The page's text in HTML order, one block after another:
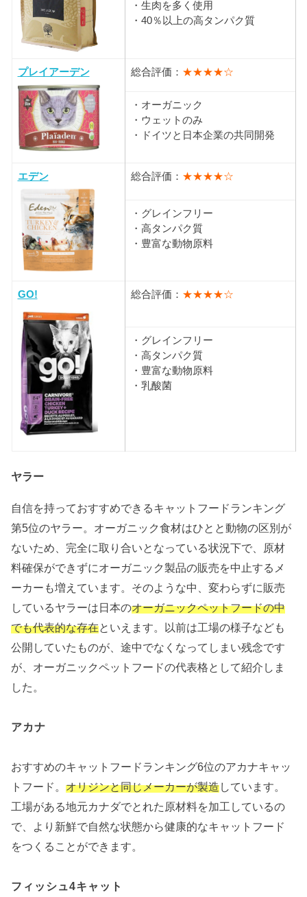
・生肉を多く使用
・40％以上の高タンパク質
プレイアーデン 総合評価： ★★★★☆
・オーガニック
・ウェットのみ
・ドイツと日本企業の共同開発
エデン 総合評価： ★★★★☆
・グレインフリー
・高タンパク質
・豊富な動物原料
GO! 総合評価： ★★★★☆
・グレインフリー
・高タンパク質
・豊富な動物原料
・乳酸菌
ヤラー
自信を持っておすすめできるキャットフードランキング
第5位のヤラー。オーガニック食材はひとと動物の区別が
ないため、完全に取り合いとなっている状況下で、原材
料確保ができずにオーガニック製品の販売を中止するメ
ーカーも増えています。そのような中、変わらずに販売
しているヤラーは日本のオーガニックペットフードの中
でも代表的な存在といえます。以前は工場の様子なども
公開していたものが、途中でなくなってしまい残念です
が、オーガニックペットフードの代表格として紹介しま
した。
アカナ
おすすめのキャットフードランキング6位のアカナキャッ
トフード。オリジンと同じメーカーが製造しています。
工場がある地元カナダでとれた原材料を加工しているの
で、より新鮮で自然な状態から健康的なキャットフード
をつくることができます。
フィッシュ4キャット